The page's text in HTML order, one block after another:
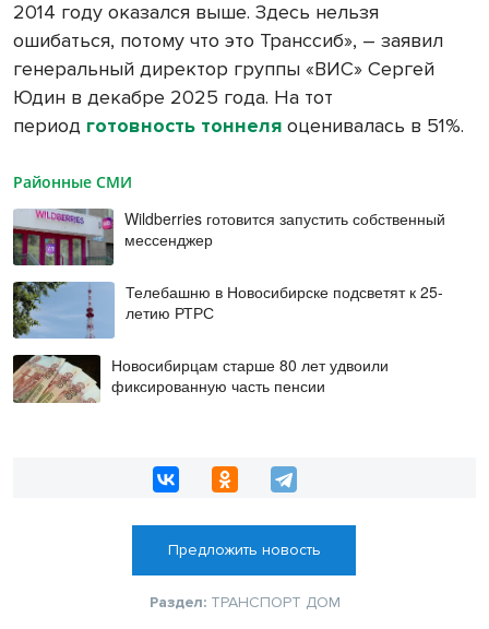
2014 году оказался выше. Здесь нельзя
ошибаться, потому что это Транссиб», – заявил
генеральный директор группы «ВИС» Сергей
Юдин в декабре 2025 года. На тот
период готовность тоннеля оценивалась в 51%.
Районные СМИ
Wildberries готовится запустить собственный
мессенджер
Телебашню в Новосибирске подсветят к 25-
летию РТРС
Новосибирцам старше 80 лет удвоили
фиксированную часть пенсии
Предложить новость
Раздел: ТРАНСПОРТ ДОМ